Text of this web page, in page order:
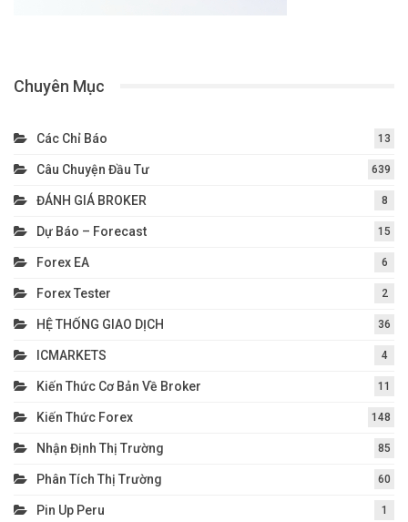
Chuyên Mục
Các Chỉ Báo 13
Câu Chuyện Đầu Tư 639
ĐÁNH GIÁ BROKER 8
Dự Báo – Forecast 15
Forex EA 6
Forex Tester 2
HỆ THỐNG GIAO DỊCH 36
ICMARKETS 4
Kiến Thức Cơ Bản Về Broker 11
Kiến Thức Forex 148
Nhận Định Thị Trường 85
Phân Tích Thị Trường 60
Pin Up Peru 1